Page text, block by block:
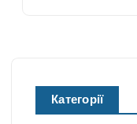
Категорії